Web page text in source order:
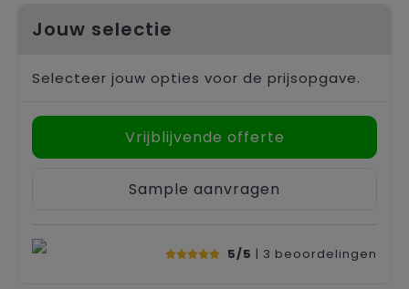
Jouw selectie
Selecteer jouw opties voor de prijsopgave.
Vrijblijvende offerte
Sample aanvragen
5/5 | 3 beoordelingen